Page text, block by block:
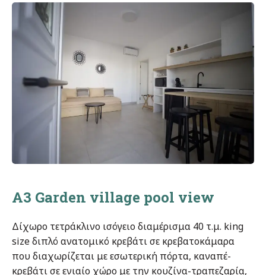
A3 Garden village pool view
Δίχωρο τετράκλινο ισόγειο διαμέρισμα 40 τ.μ. king
size διπλό ανατομικό κρεβάτι σε κρεβατοκάμαρα
που διαχωρίζεται με εσωτερική πόρτα, καναπέ-
κρεβάτι σε ενιαίο χώρο με την κουζίνα-τραπεζαρία,